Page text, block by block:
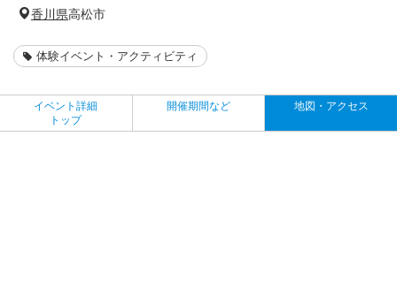
香川県高松市
体験イベント・アクティビティ
イベント詳細
トップ
開催期間など 地図・アクセス